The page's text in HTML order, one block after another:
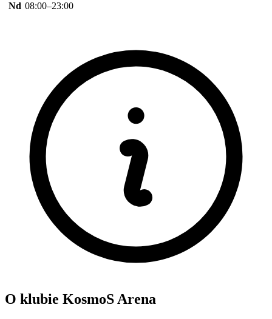
Nd 08:00–23:00
O klubie KosmoS Arena